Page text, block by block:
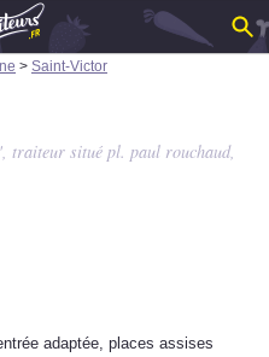
> Saint-Victor
traiteur situé pl. paul rouchaud,
adaptée, places assises